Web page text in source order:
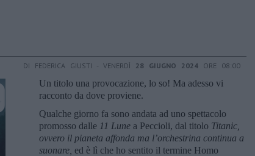
DI FEDERICA GIUSTI - VENERDÌ 28 GIUGNO 2024 ORE 08:00
Un titolo una provocazione, lo so! Ma adesso vi
racconto da dove proviene.
Qualche giorno fa sono andata ad uno spettacolo
promosso dalle 11 Lune a Peccioli, dal titolo Titanic,
ovvero il pianeta affonda ma l’orchestrina continua a
suonare, ed è lì che ho sentito il termine Homo